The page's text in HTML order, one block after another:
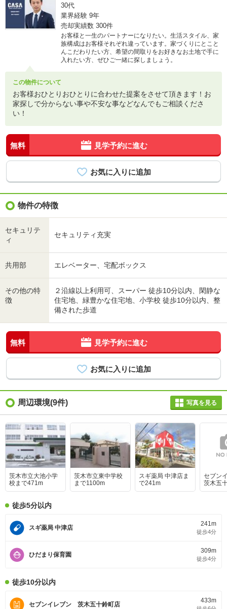
30代
業界経験 9年
売却実績数 300件
お客様と一生のパートナーになりたい。生活スタイル、家
族構成はお客様それぞれ違っています。家づくりにとこと
んこだわりたい方、希望の間取りをお好きなお土地で手に
入れたい方、ぜひご一緒に探しましょう。
この物件について
お客様おひとりおひとりに合わせた提案をさせて頂きます！お
家探しで分からない事や不安な事などなんでもご相談くださ
い！
無料 見学予約に進む
物件の特徴
セキュリテ
ィ
セキュリティ充実
共用部 エレベーター、宅配ボックス
その他の特
徴
２沿線以上利用可、スーパー 徒歩10分以内、閑静な
住宅地、緑豊かな住宅地、小学校 徒歩10分以内、整
備された歩道
無料 見学予約に進む
周辺環境(9件) 写真を見る
茨木市立大池小学
校まで471m
茨木市立東中学校
まで1100m
スギ薬局 中津店ま
で241m
セブン
茨木五
で433m
徒歩5分以内
スギ薬局 中津店
241m
徒歩4分
ひだまり保育園
309m
徒歩4分
徒歩10分以内
セブンイレブン 茨木五十鈴町店
433m